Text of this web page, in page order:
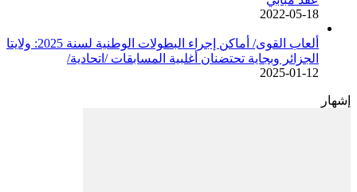
2022-05-18
ألعاب القوى/ أماكن إجراء البطولات الوطنية لسنة 2025: ولايتا
الجزائر وبجاية تحتضنان أغلبية المسابقات /اتحادية/
2025-01-12
إشهار